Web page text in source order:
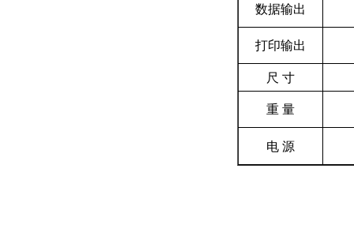
数据输出
打印输出
尺 寸
重 量
电 源